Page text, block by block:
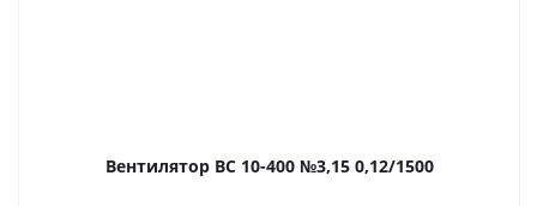
Вентилятор ВС 10-400 №3,15 0,12/1500